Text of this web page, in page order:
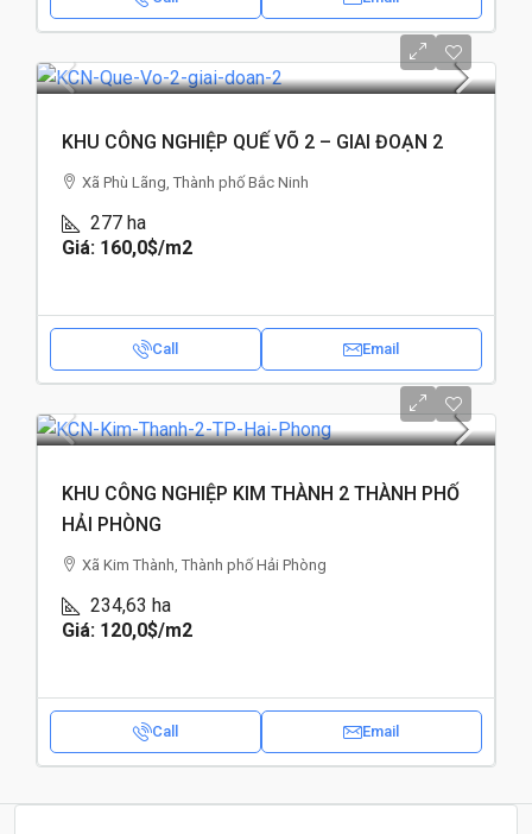
KHU CÔNG NGHIỆP QUẾ VÕ 2 – GIAI ĐOẠN 2
Xã Phù Lãng, Thành phố Bắc Ninh
277 ha
Giá: 160,0$/m2
Call Email
KHU CÔNG NGHIỆP KIM THÀNH 2 THÀNH PHỐ
HẢI PHÒNG
Xã Kim Thành, Thành phố Hải Phòng
234,63 ha
Giá: 120,0$/m2
Call Email